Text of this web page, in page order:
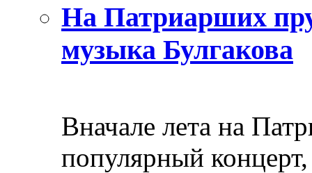
На Патриарших
музыка Булгакова
Вначале лета на
популярный